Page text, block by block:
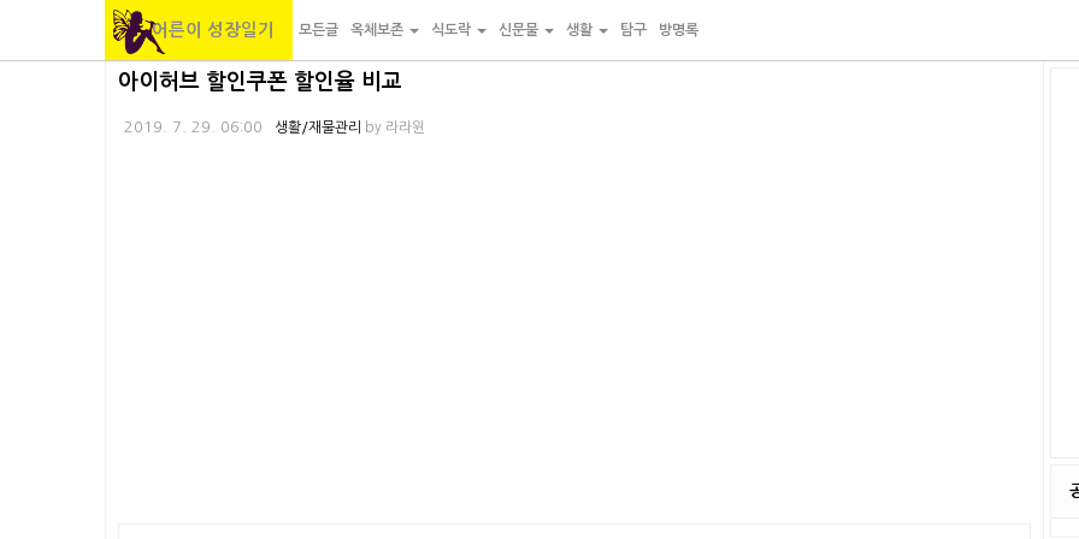
어른이 성장일기 모든글 옥체보존 식도락 신문물 생활 탐구 방명록
아이허브 할인쿠폰 할인율 비교
2019. 7. 29. 06:00 생활/재물관리 by 라라윈